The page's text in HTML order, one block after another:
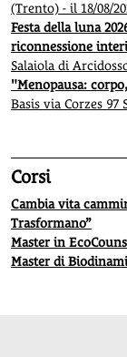
(Trento) - il 18/08/
Festa della luna
riconnessione
Salaiola di
"Menopausa:
Basis via Corzes 97
Corsi
Cambia vita
Trasformano”
Master in
Master di